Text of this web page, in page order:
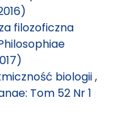
filozoficzna
biologii,
Tom 52 Nr 1